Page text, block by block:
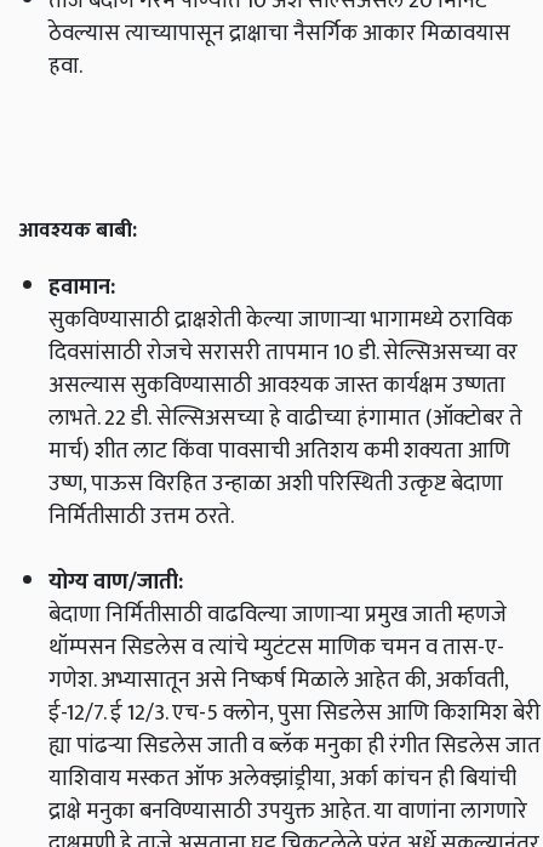
ठेवल्यास त्याच्यापासून द्राक्षाचा नैसर्गिक आकार मिळावयास
हवा.
आवश्यक बाबी:
हवामान:
सुकविण्यासाठी द्राक्षशेती केल्या जाणार्‍या भागामध्ये ठराविक
दिवसांसाठी रोजचे सरासरी तापमान 10 डी. सेल्सिअसच्या वर
असल्यास सुकविण्यासाठी आवश्यक जास्त कार्यक्षम उष्णता
लाभते. 22 डी. सेल्सिअसच्या हे वाढीच्या हंगामात (ऑक्टोबर ते
मार्च) शीत लाट किंवा पावसाची अतिशय कमी शक्यता आणि
उष्ण, पाऊस विरहित उन्हाळा अशी परिस्थिती उत्कृष्ट बेदाणा
निर्मितीसाठी उत्तम ठरते.
योग्य वाण/जाती:
बेदाणा निर्मितीसाठी वाढविल्या जाणार्‍या प्रमुख जाती म्हणजे
थॉम्पसन सिडलेस व त्यांचे म्युटंटस माणिक चमन व तास-ए-
गणेश. अभ्यासातून असे निष्कर्ष मिळाले आहेत की, अर्कावती,
ई-12/7. ई 12/3. एच-5 क्लोन, पुसा सिडलेस आणि किशमिश बेरी
ह्या पांढर्‍या सिडलेस जाती व ब्लॅक मनुका ही रंगीत सिडलेस जात
याशिवाय मस्कत ऑफ अलेक्झांड्रीया, अर्का कांचन ही बियांची
द्राक्षे मनुका बनविण्यासाठी उपयुक्त आहेत. या वाणांना लागणारे